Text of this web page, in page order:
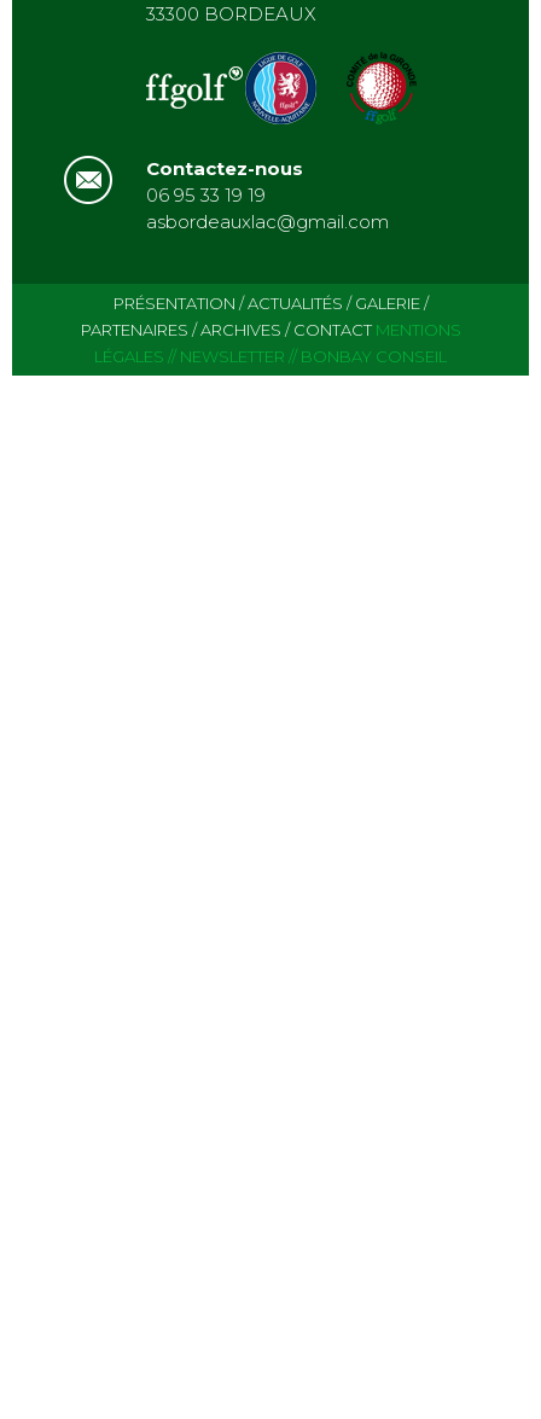
33300 BORDEAUX
Contactez-nous
06 95 33 19 19
asbordeauxlac@gmail.com
PRÉSENTATION /ACTUALITÉS /GALERIE/
PARTENAIRES /ARCHIVES /CONTACT MENTIONS
LÉGALES // NEWSLETTER // BONBAY CONSEIL